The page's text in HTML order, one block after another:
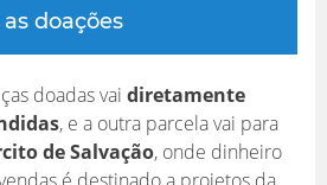
doações
doadas vai diretamente
, e a outra parcela vai para
de Salvação, onde dinheiro